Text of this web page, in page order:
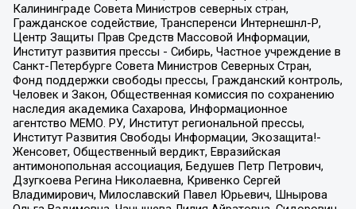
Калининграде Совета Министров северных стран,
Гражданское содействие, Трансперенси Интернешнл-Р,
Центр Защиты Прав Средств Массовой Информации,
Институт развития прессы - Сибирь, Частное учреждение в
Санкт-Петербурге Совета Министров Северных Стран,
Фонд поддержки свободы прессы, Гражданский контроль,
Человек и Закон, Общественная комиссия по сохранению
наследия академика Сахарова, Информационное
агентство МЕМО. РУ, Институт региональной прессы,
Институт Развития Свободы Информации, Экозащита!-
Женсовет, Общественный вердикт, Евразийская
антимонопольная ассоциация, Бедушев Петр Петрович,
Дзугкоева Регина Николаевна, Кривенко Сергей
Владимирович, Милославский Павел Юрьевич, Шнырова